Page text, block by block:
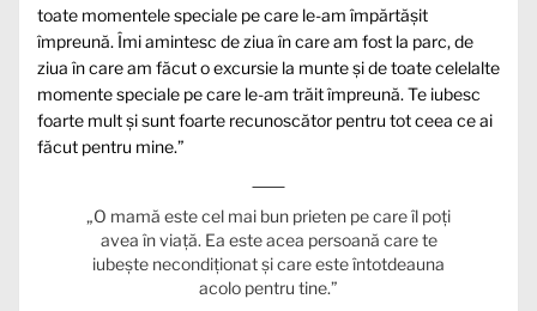
toate momentele speciale pe care le-am împărtășit
împreună. Îmi amintesc de ziua în care am fost la parc, de
ziua în care am făcut o excursie la munte și de toate celelalte
momente speciale pe care le-am trăit împreună. Te iubesc
foarte mult și sunt foarte recunoscător pentru tot ceea ce ai
făcut pentru mine.”
„O mamă este cel mai bun prieten pe care îl poți
avea în viață. Ea este acea persoană care te
iubește necondiționat și care este întotdeauna
acolo pentru tine.”